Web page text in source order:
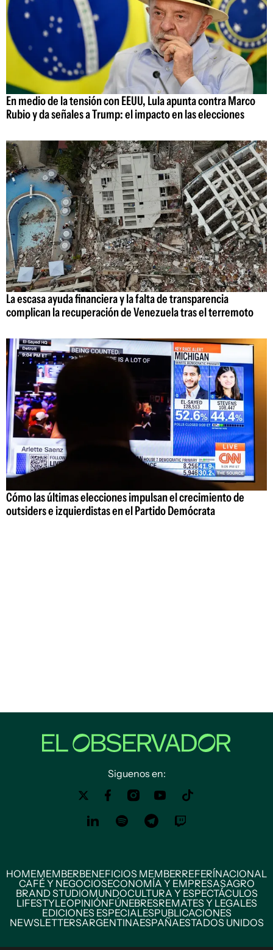
En medio de la tensión con EEUU, Lula apunta contra Marco
Rubio y da señales a Trump: el impacto en las elecciones
La escasa ayuda financiera y la falta de transparencia
complican la recuperación de Venezuela tras el terremoto
Cómo las últimas elecciones impulsan el crecimiento de
outsiders e izquierdistas en el Partido Demócrata
Siguenos en:
HOMEMEMBERBENEFICIOS MEMBERREFERÍNACIONAL
CAFÉ Y NEGOCIOSECONOMÍA Y EMPRESASAGRO
BRAND STUDIOMUNDOCULTURA Y ESPECTÁCULOS
LIFESTYLEOPINIÓNFÚNEBRESREMATES Y LEGALES
EDICIONES ESPECIALESPUBLICACIONES
NEWSLETTERSARGENTINAESPAÑAESTADOS UNIDOS